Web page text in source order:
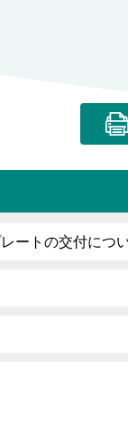
ートの交付につ